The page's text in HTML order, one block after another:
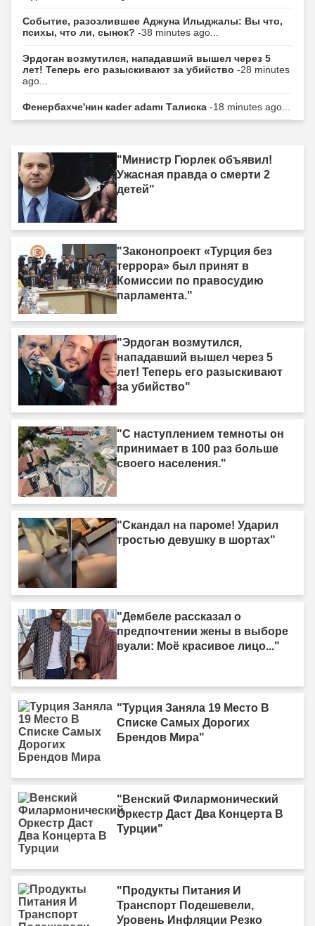
Событие, разозлившее Аджуна Илыджалы: Вы что,
психы, что ли, сынок? -38 minutes ago...
Эрдоган возмутился, нападавший вышел через 5
лет! Теперь его разыскивают за убийство -28 minutes
ago...
Фенербахче'нин кader adamı Талиска -18 minutes ago...
"Министр Гюрлек объявил!
Ужасная правда о смерти 2
детей"
"Законопроект «Турция без
террора» был принят в
Комиссии по правосудию
парламента."
"Эрдоган возмутился,
нападавший вышел через 5
лет! Теперь его разыскивают
за убийство"
"С наступлением темноты он
принимает в 100 раз больше
своего населения."
"Скандал на пароме! Ударил
тростью девушку в шортах"
"Дембеле рассказал о
предпочтении жены в выборе
вуали: Моё красивое лицо..."
"Турция Заняла 19 Место В
Списке Самых Дорогих
Брендов Мира"
"Венский Филармонический
Оркестр Даст Два Концерта В
Турции"
"Продукты Питания И
Транспорт Подешевели,
Уровень Инфляции Резко